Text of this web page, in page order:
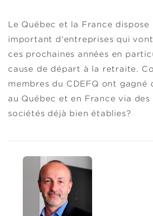
Le Québec et la France dispose
important d'entreprises qui
ces prochaines années en
cause de départ à la retraite.
membres du CDEFQ ont gagné
au Québec et en France via des
sociétés déjà bien établies?